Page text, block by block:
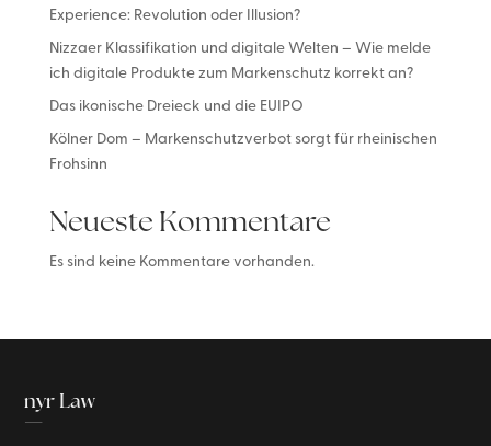
Experience: Revolution oder Illusion?
Nizzaer Klassifikation und digitale Welten – Wie melde
ich digitale Produkte zum Markenschutz korrekt an?
Das ikonische Dreieck und die EUIPO
Kölner Dom – Markenschutzverbot sorgt für rheinischen
Frohsinn
Neueste Kommentare
Es sind keine Kommentare vorhanden.
nyr Law
—